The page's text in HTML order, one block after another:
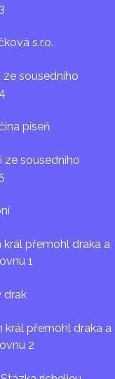
s.r.o.
ze sousedního
píseň
ze sousedního
král přemohl draka a
1
drak
král přemohl draka a
2